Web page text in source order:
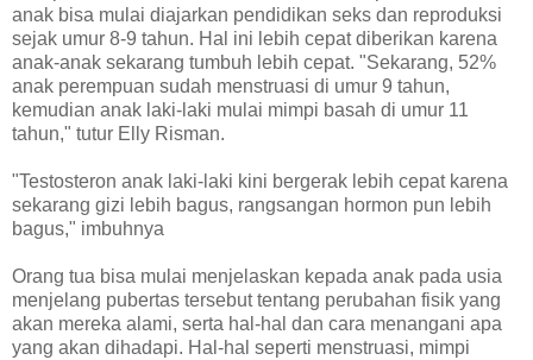
anak bisa mulai diajarkan pendidikan seks dan reproduksi
sejak umur 8-9 tahun. Hal ini lebih cepat diberikan karena
anak-anak sekarang tumbuh lebih cepat. "Sekarang, 52%
anak perempuan sudah menstruasi di umur 9 tahun,
kemudian anak laki-laki mulai mimpi basah di umur 11
tahun," tutur Elly Risman.
"Testosteron anak laki-laki kini bergerak lebih cepat karena
sekarang gizi lebih bagus, rangsangan hormon pun lebih
bagus," imbuhnya
Orang tua bisa mulai menjelaskan kepada anak pada usia
menjelang pubertas tersebut tentang perubahan fisik yang
akan mereka alami, serta hal-hal dan cara menangani apa
yang akan dihadapi. Hal-hal seperti menstruasi, mimpi